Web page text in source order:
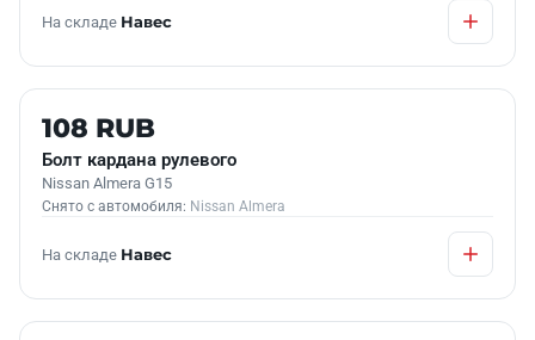
На складе Навес
Б/У В НАЛИЧИИ
108 RUB
Болт кардана рулевого
Nissan Almera G15
Снято с автомобиля: Nissan Almera
На складе Навес